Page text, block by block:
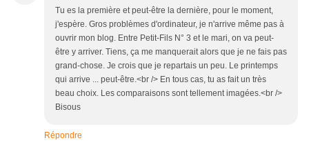
Tu es la première et peut-être la dernière, pour le moment,
j'espère. Gros problèmes d'ordinateur, je n'arrive même pas à
ouvrir mon blog. Entre Petit-Fils N° 3 et le mari, on va peut-
être y arriver. Tiens, ça me manquerait alors que je ne fais pas
grand-chose. Je crois que je repartais un peu. Le printemps
qui arrive ... peut-être.<br /> En tous cas, tu as fait un très
beau choix. Les comparaisons sont tellement imagées.<br />
Bisous
Répondre